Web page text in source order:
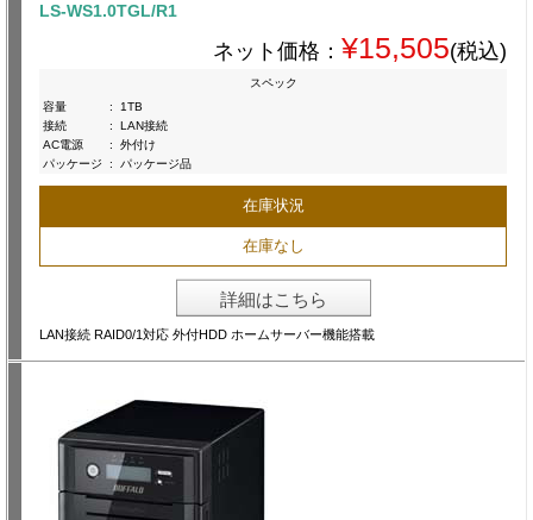
LS-WS1.0TGL/R1
ネット価格： ¥15,505(税込)
スペック
容量
:
1TB
接続
:
LAN接続
AC電源
:
外付け
パッケージ
: パッケージ品
在庫状況
在庫なし
詳細はこちら
LAN接続 RAID0/1対応 外付HDD ホームサーバー機能搭載